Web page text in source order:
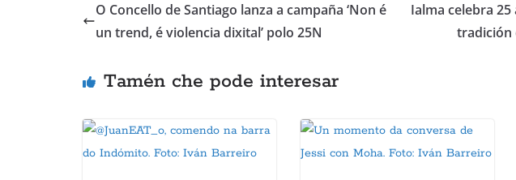
O Concello de Santiago lanza a campaña ‘Non é
un trend, é violencia dixital’ polo 25N
Ialma celebra
tradición
Tamén che pode interesar